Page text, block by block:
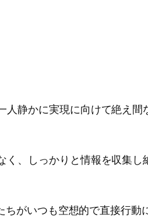
静かに実現に向けて絶え
く、しっかりと情報を収集
ちがいつも空想的で直接行